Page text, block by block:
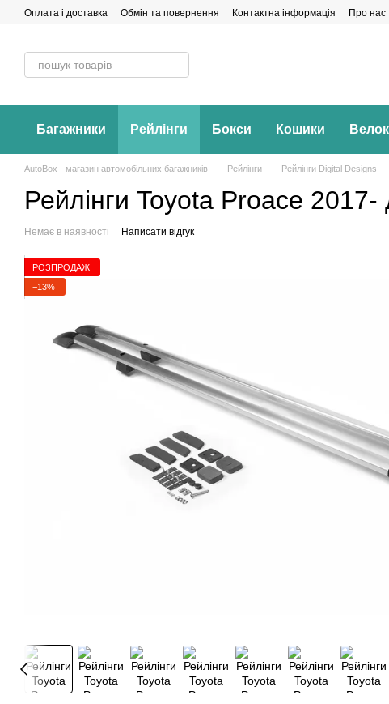
Перейти до основного контенту
Оплата і доставка Обмін та повернення Контактна інформація Про нас
Багажники Рейлінги Бокси Кошики
AutoBox - магазин автомобільних багажників Рейлінги Рейлінги Digital Designs
Рейлінги Toyota Proace 2017-
Немає в наявності Написати відгук
РОЗПРОДАЖ
−13%